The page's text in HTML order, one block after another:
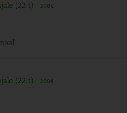
(22 t) 200€
(22 t) 200€